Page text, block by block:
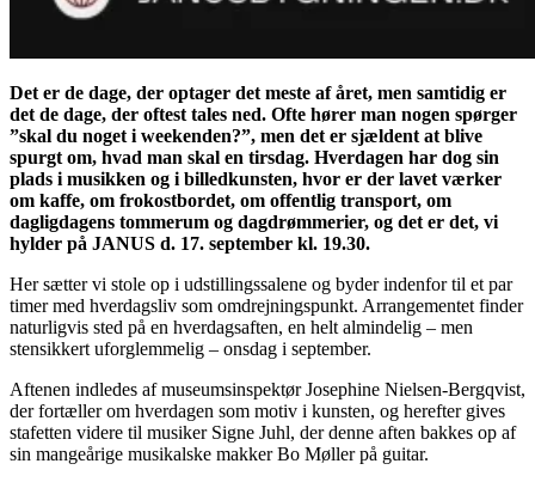
Det er de dage, der optager det meste af året, men samtidig er
det de dage, der oftest tales ned. Ofte hører man nogen spørger
”skal du noget i weekenden?”, men det er sjældent at blive
spurgt om, hvad man skal en tirsdag. Hverdagen har dog sin
plads i musikken og i billedkunsten, hvor er der lavet værker
om kaffe, om frokostbordet, om offentlig transport, om
dagligdagens tommerum og dagdrømmerier, og det er det, vi
hylder på JANUS d. 17. september kl. 19.30.
Her sætter vi stole op i udstillingssalene og byder indenfor til et par
timer med hverdagsliv som omdrejningspunkt. Arrangementet finder
naturligvis sted på en hverdagsaften, en helt almindelig – men
stensikkert uforglemmelig – onsdag i september.
Aftenen indledes af museumsinspektør Josephine Nielsen-Bergqvist,
der fortæller om hverdagen som motiv i kunsten, og herefter gives
stafetten videre til musiker Signe Juhl, der denne aften bakkes op af
sin mangeårige musikalske makker Bo Møller på guitar.